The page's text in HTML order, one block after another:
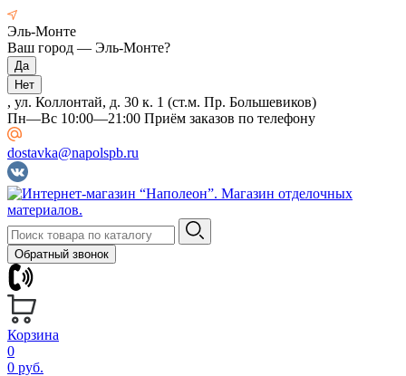
Эль-Монте
Ваш город — Эль-Монте?
, ул. Коллонтай, д. 30 к. 1 (ст.м. Пр. Большевиков)
Пн—Вс 10:00—21:00 Приём заказов по телефону
dostavka@napolspb.ru
Обратный звонок
Корзина
0
0 руб.